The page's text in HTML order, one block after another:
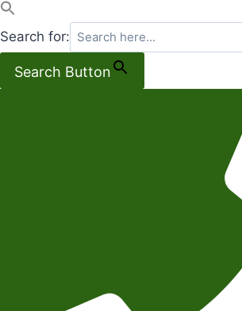
Search for:
Search Button